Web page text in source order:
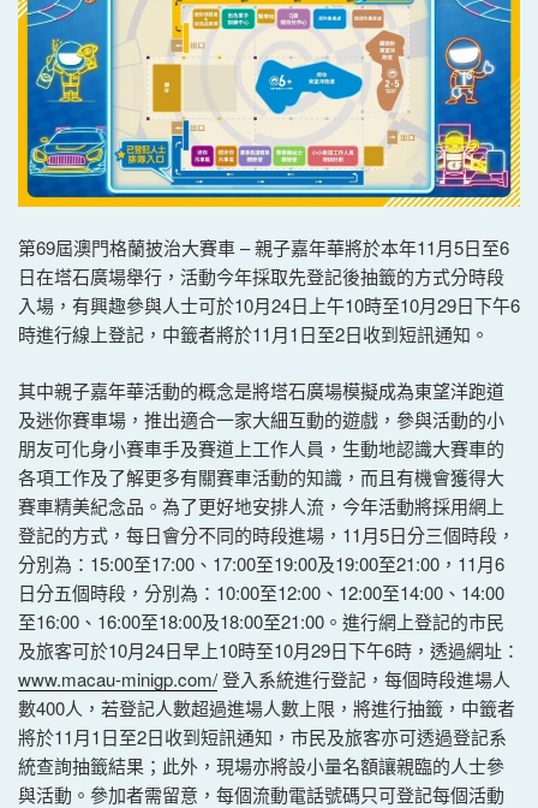
第69屆澳門格蘭披治大賽車 – 親子嘉年華將於本年11月5日至6
日在塔石廣場舉行，活動今年採取先登記後抽籤的方式分時段
入場，有興趣參與人士可於10月24日上午10時至10月29日下午6
時進行線上登記，中籤者將於11月1日至2日收到短訊通知。
其中親子嘉年華活動的概念是將塔石廣場模擬成為東望洋跑道
及迷你賽車場，推出適合一家大細互動的遊戲，參與活動的小
朋友可化身小賽車手及賽道上工作人員，生動地認識大賽車的
各項工作及了解更多有關賽車活動的知識，而且有機會獲得大
賽車精美紀念品。為了更好地安排人流，今年活動將採用網上
登記的方式，每日會分不同的時段進場，11月5日分三個時段，
分別為：15:00至17:00、17:00至19:00及19:00至21:00，11月6
日分五個時段，分別為：10:00至12:00、12:00至14:00、14:00
至16:00、16:00至18:00及18:00至21:00。進行網上登記的市民
及旅客可於10月24日早上10時至10月29日下午6時，透過網址：
www.macau-minigp.com/登入系統進行登記，每個時段進場人
數400人，若登記人數超過進場人數上限，將進行抽籤，中籤者
將於11月1日至2日收到短訊通知，市民及旅客亦可透過登記系
統查詢抽籤結果；此外，現場亦將設小量名額讓親臨的人士參
與活動。參加者需留意，每個流動電話號碼只可登記每個活動